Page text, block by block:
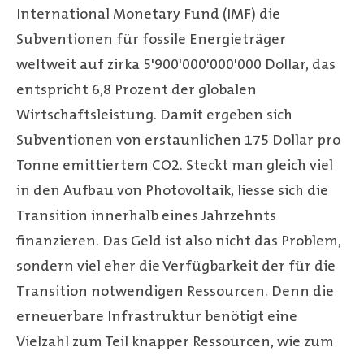
International Monetary Fund (IMF) die
Subventionen für fossile Energieträger
weltweit auf zirka 5'900'000'000'000 Dollar, das
entspricht 6,8 Prozent der globalen
Wirtschaftsleistung. Damit ergeben sich
Subventionen von erstaunlichen 175 Dollar pro
Tonne emittiertem CO2. Steckt man gleich viel
in den Aufbau von Photovoltaik, liesse sich die
Transition innerhalb eines Jahrzehnts
finanzieren. Das Geld ist also nicht das Problem,
sondern viel eher die Verfügbarkeit der für die
Transition notwendigen Ressourcen. Denn die
erneuerbare Infrastruktur benötigt eine
Vielzahl zum Teil knapper Ressourcen, wie zum